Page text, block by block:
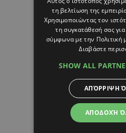
τη βελτίωση της
Χρησιμοποιώντας τον
τη συγκατάθεσή σας
σύμφωνα με την Πολιτική
Διαβάστε
SHOW ALL
ΑΠΟΔΟΧΉ
ΑΠΌΡΡΙΨΗ